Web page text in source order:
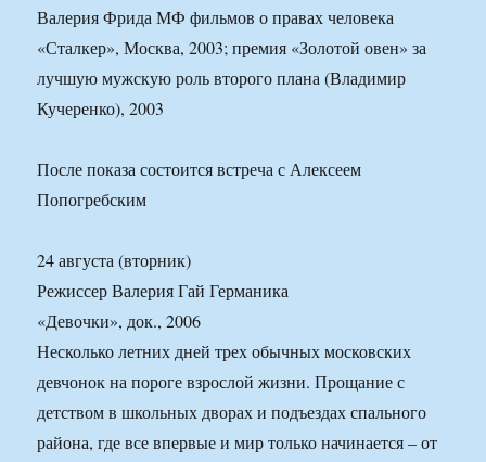
Валерия Фрида МФ фильмов о правах человека
«Сталкер», Москва, 2003; премия «Золотой овен» за
лучшую мужскую роль второго плана (Владимир
Кучеренко), 2003
После показа состоится встреча с Алексеем
Попогребским
24 августа (вторник)
Режиссер Валерия Гай Германика
«Девочки», док., 2006
Несколько летних дней трех обычных московских
девчонок на пороге взрослой жизни. Прощание с
детством в школьных дворах и подъездах спального
района, где все впервые и мир только начинается – от